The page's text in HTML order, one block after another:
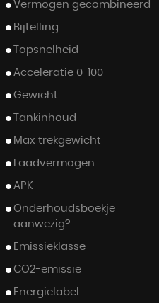
Vermogen gecombineerd
Bijtelling
Topsnelheid
Acceleratie 0-100
Gewicht
Tankinhoud
Max trekgewicht
Laadvermogen
APK
Onderhoudsboekje
aanwezig?
Emissieklasse
CO2-emissie
Energielabel